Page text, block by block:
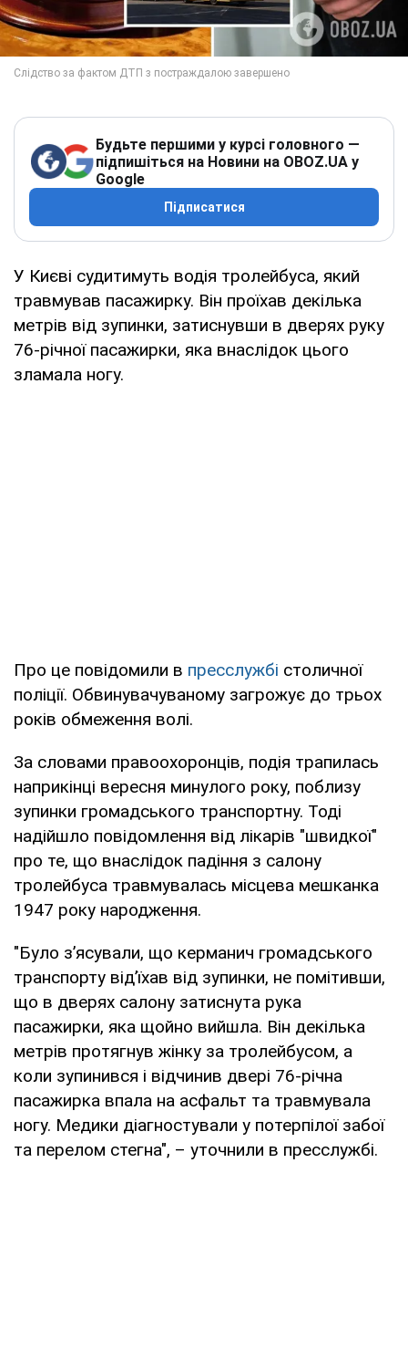
Будьте першими у курсі головного —
підпишіться на Новини на OBOZ.UA у
Google
Підписатися
У Києві судитимуть водія тролейбуса, який
травмував пасажирку. Він проїхав декілька
метрів від зупинки, затиснувши в дверях руку
76-річної пасажирки, яка внаслідок цього
зламала ногу.
Про це повідомили в пресслужбі столичної
поліції. Обвинувачуваному загрожує до трьох
років обмеження волі.
За словами правоохоронців, подія трапилась
наприкінці вересня минулого року, поблизу
зупинки громадського транспортну. Тоді
надійшло повідомлення від лікарів "швидкої"
про те, що внаслідок падіння з салону
тролейбуса травмувалась місцева мешканка
1947 року народження.
"Було з’ясували, що керманич громадського
транспорту від’їхав від зупинки, не помітивши,
що в дверях салону затиснута рука
пасажирки, яка щойно вийшла. Він декілька
метрів протягнув жінку за тролейбусом, а
коли зупинився і відчинив двері 76-річна
пасажирка впала на асфальт та травмувала
ногу. Медики діагностували у потерпілої забої
та перелом стегна", – уточнили в пресслужбі.